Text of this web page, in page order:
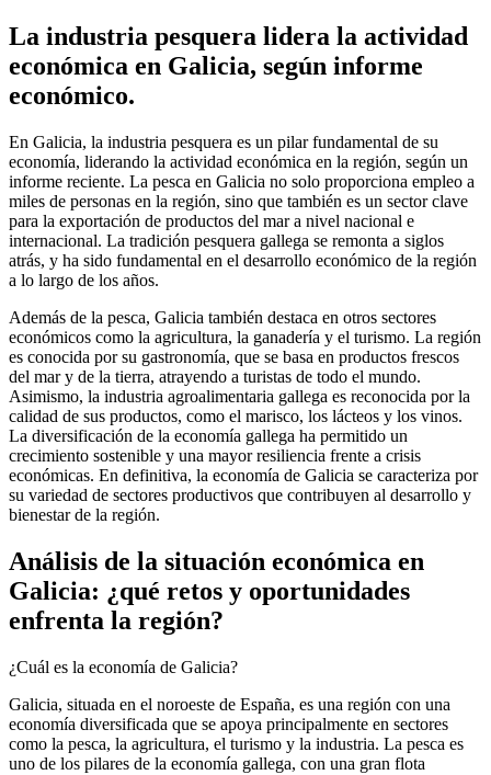
La industria pesquera lidera la actividad
económica en Galicia, según informe
económico.
En Galicia, la industria pesquera es un pilar fundamental de su
economía, liderando la actividad económica en la región, según un
informe reciente. La pesca en Galicia no solo proporciona empleo a
miles de personas en la región, sino que también es un sector clave
para la exportación de productos del mar a nivel nacional e
internacional. La tradición pesquera gallega se remonta a siglos
atrás, y ha sido fundamental en el desarrollo económico de la región
a lo largo de los años.
Además de la pesca, Galicia también destaca en otros sectores
económicos como la agricultura, la ganadería y el turismo. La región
es conocida por su gastronomía, que se basa en productos frescos
del mar y de la tierra, atrayendo a turistas de todo el mundo.
Asimismo, la industria agroalimentaria gallega es reconocida por la
calidad de sus productos, como el marisco, los lácteos y los vinos.
La diversificación de la economía gallega ha permitido un
crecimiento sostenible y una mayor resiliencia frente a crisis
económicas. En definitiva, la economía de Galicia se caracteriza por
su variedad de sectores productivos que contribuyen al desarrollo y
bienestar de la región.
Análisis de la situación económica en
Galicia: ¿qué retos y oportunidades
enfrenta la región?
¿Cuál es la economía de Galicia?
Galicia, situada en el noroeste de España, es una región con una
economía diversificada que se apoya principalmente en sectores
como la pesca, la agricultura, el turismo y la industria. La pesca es
uno de los pilares de la economía gallega, con una gran flota